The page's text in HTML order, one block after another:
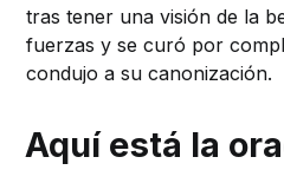
tras tener una visión de la
fuerzas y se curó por
condujo a su canonización.
Aquí está la